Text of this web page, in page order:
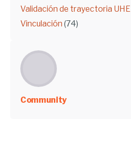
Validación de trayectoria UHE
Vinculación (74)
Community